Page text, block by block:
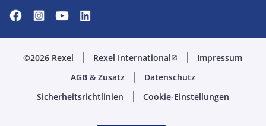
©2026 Rexel Rexel Internationalopen_in_new
Impressum
AGB & Zusatz
Datenschutz
Sicherheitsrichtlinien
Cookie-Einstellungen